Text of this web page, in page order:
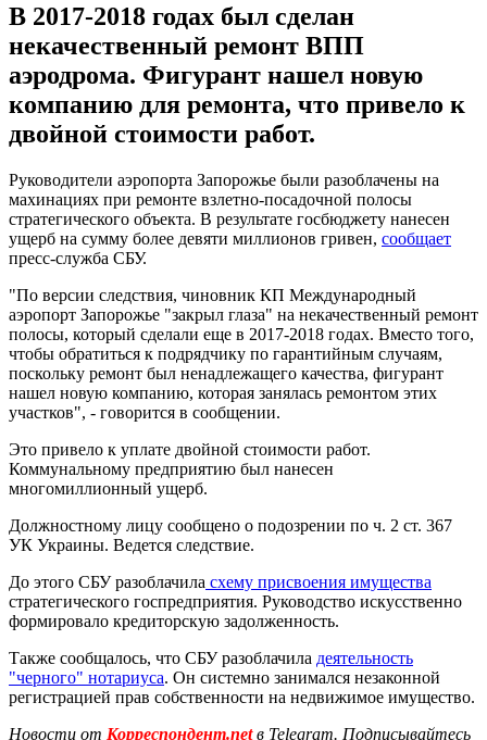
В 2017-2018 годах был сделан
некачественный ремонт ВПП
аэродрома. Фигурант нашел новую
компанию для ремонта, что привело к
двойной стоимости работ.
Руководители аэропорта Запорожье были разоблачены на
махинациях при ремонте взлетно-посадочной полосы
стратегического объекта. В результате госбюджету нанесен
ущерб на сумму более девяти миллионов гривен, сообщает
пресс-служба СБУ.
"По версии следствия, чиновник КП Международный
аэропорт Запорожье "закрыл глаза" на некачественный ремонт
полосы, который сделали еще в 2017-2018 годах. Вместо того,
чтобы обратиться к подрядчику по гарантийным случаям,
поскольку ремонт был ненадлежащего качества, фигурант
нашел новую компанию, которая занялась ремонтом этих
участков", - говорится в сообщении.
Это привело к уплате двойной стоимости работ.
Коммунальному предприятию был нанесен
многомиллионный ущерб.
Должностному лицу сообщено о подозрении по ч. 2 ст. 367
УК Украины. Ведется следствие.
До этого СБУ разоблачила схему присвоения имущества
стратегического госпредприятия. Руководство искусственно
формировало кредиторскую задолженность.
Также сообщалось, что СБУ разоблачила деятельность
"черного" нотариуса. Он системно занимался незаконной
регистрацией прав собственности на недвижимое имущество.
Новости от Корреспондент.netв Telegram. Подписывайтесь